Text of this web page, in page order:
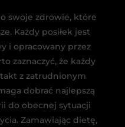
swoje zdrowie, które
Każdy posiłek jest
i opracowany przez
zaznaczyć, że każdy
z zatrudnionym
dobrać najlepszą
do obecnej sytuacji
Zamawiając dietę,